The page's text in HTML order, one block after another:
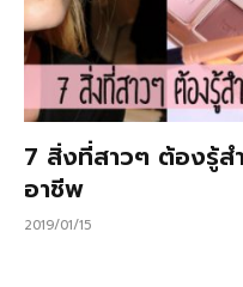
7 สิ่งที่สาวๆ ต้องรู้ส
อาชีพ
2019/01/15